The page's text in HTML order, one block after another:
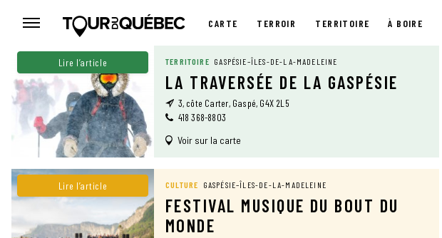
CARTE TERROIR TERRITOIRE À BOIRE
CARTELire l’article TERRITOIRE GASPÉSIE–ÎLES-DE-LA-MADELEINE
LA TRAVERSÉE DE LA GASPÉSIE
3, côte Carter, Gaspé, G4X 2L5
418 368-8803
Voir sur la carte
Lire l’article CULTURE GASPÉSIE–ÎLES-DE-LA-MADELEINE
FESTIVAL MUSIQUE DU BOUT DU
MONDE